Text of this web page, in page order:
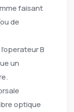
faisant
de
B
un
optique